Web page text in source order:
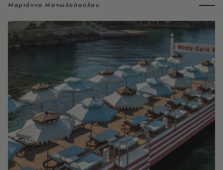
Μαριάννα Μανωλοπούλου